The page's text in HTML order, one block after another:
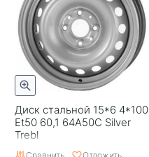
Диск стальной 15*6 4*100
Et50 60,1 64A50C Silver
Trebl